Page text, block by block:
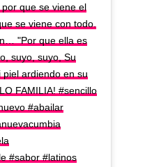
que se viene el
se viene con todo.
"Por que ella es
suyo, suyo, Su
ardiendo en su
FAMILIA! #sencillo
#abailar
#sabor #latinos